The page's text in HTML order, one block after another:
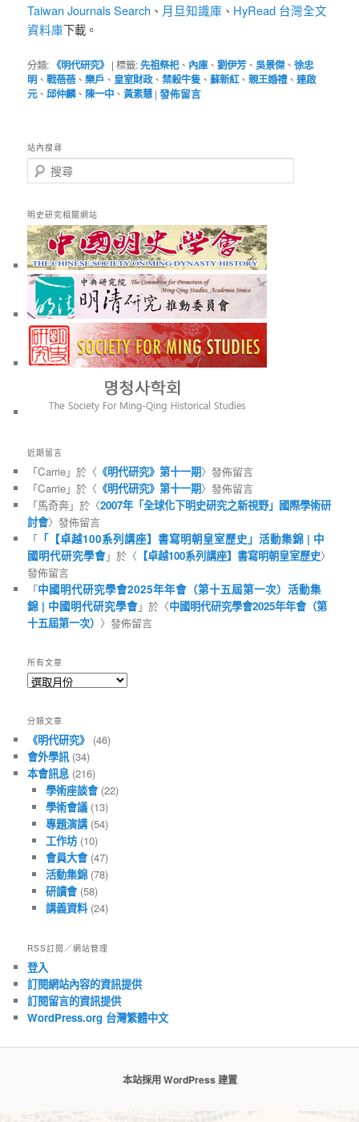
Taiwan Journals Search 、 月旦知識庫 、 HyRead 台灣全文
資料庫下載。
分類: 《明代研究》 |標籤:先祖祭祀、 內庫、劉伊芳、吳景傑、徐忠
明 、戰蓓蓓、樂戶 、 皇室財政、禁殺牛隻 、蘇新紅、親王婚禮、連啟
元、邱仲麟、 陳一中 、黃素慧 |發佈留言
站內搜尋
搜
尋
明史研究相關網站
近期留言
「Carrie」於〈 《明代研究》第十一期〉發佈留言
「Carrie」於〈 《明代研究》第十一期〉發佈留言
「馬奇奔」於〈2007年「全球化下明史研究之新視野」國際學術研
討會〉發佈留言
「 「【卓越100系列講座】書寫明朝皇室歷史」活動集錦 | 中
國明代研究學會」於〈 【卓越100系列講座】書寫明朝皇室歷史〉
發佈留言
「中國明代研究學會2025年年會（第十五屆第一次）活動集
錦 | 中國明代研究學會」於〈中國明代研究學會2025年年會（第
十五屆第一次） 〉發佈留言
所有文章
所
章
分類文章
《明代研究》 (46)
會外學訊(34)
本會訊息 (216)
學術座談會(22)
學術會議(13)
專題演講(54)
工作坊(10)
會員大會(47)
活動集錦(78)
研讀會(58)
講義資料(24)
RSS訂閱／網站管理
登入
訂閱網站內容的資訊提供
訂閱留言的資訊提供
WordPress.org 台灣繁體中文
本站採用 WordPress 建置